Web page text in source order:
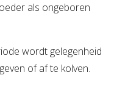
als ongeboren
wordt gelegenheid
of af te kolven.